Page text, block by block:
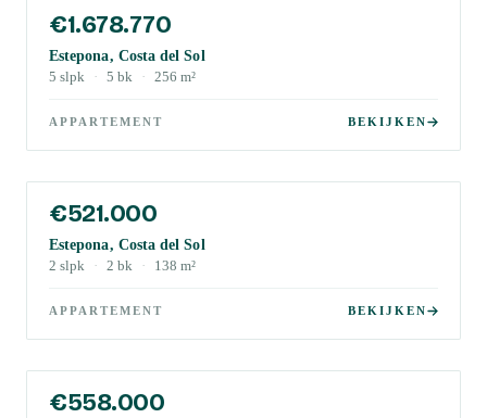
€1.678.770
Estepona, Costa del Sol
5 slpk · 5 bk · 256 m²
APPARTEMENT BEKIJKEN
€521.000
Estepona, Costa del Sol
2 slpk · 2 bk · 138 m²
APPARTEMENT BEKIJKEN
€558.000